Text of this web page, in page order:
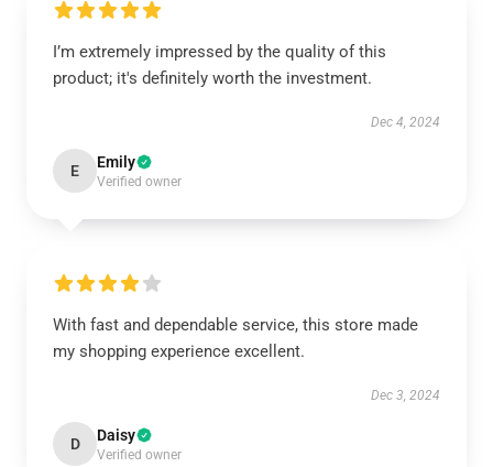
I’m extremely impressed by the quality of this
product; it's definitely worth the investment.
Dec 4, 2024
E Emily
Verified owner
With fast and dependable service, this store made
my shopping experience excellent.
Dec 3, 2024
D Daisy
Verified owner